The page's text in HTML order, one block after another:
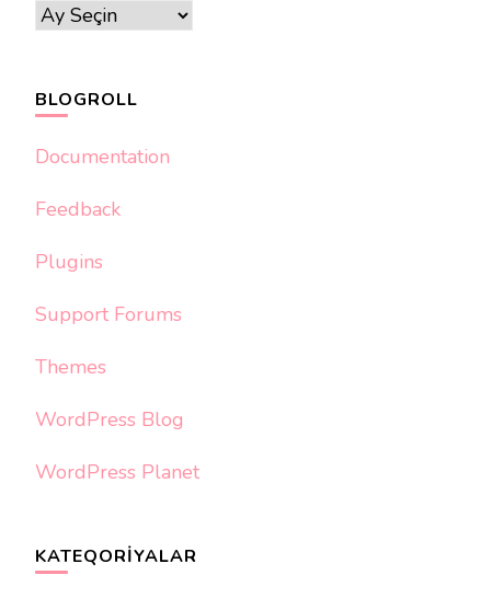
Arxivlər
BLOGROLL
Documentation
Feedback
Plugins
Support Forums
Themes
WordPress Blog
WordPress Planet
KATEQORIYALAR